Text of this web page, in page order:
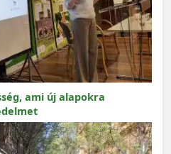
ami új alapokra